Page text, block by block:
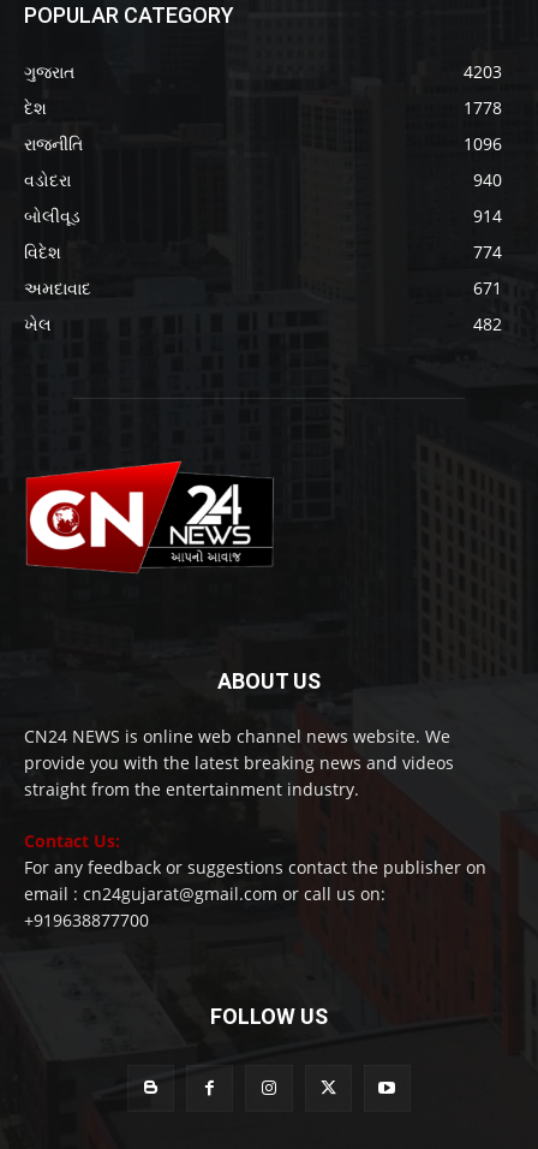
POPULAR CATEGORY
ગુજરાત
4203
દેશ
1778
રાજનીતિ
1096
વડોદરા
940
બોલીવૂડ
914
વિદેશ
774
અમદાવાદ
671
ખેલ
482
ABOUT US
CN24 NEWS is online web channel news website. We
provide you with the latest breaking news and videos
straight from the entertainment industry.
Contact Us:
For any feedback or suggestions contact the publisher on
email : cn24gujarat@gmail.com or call us on:
+919638877700
FOLLOW US